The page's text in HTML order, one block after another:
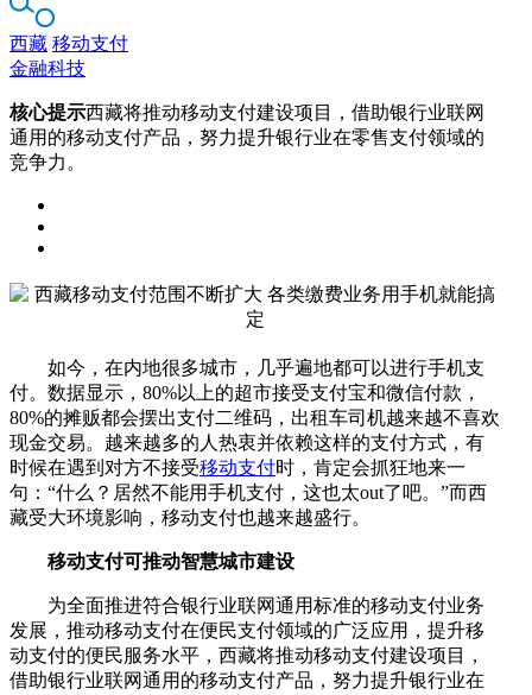
西藏 移动支付
金融科技
核心提示西藏将推动移动支付建设项目，借助银行业联网
通用的移动支付产品，努力提升银行业在零售支付领域的
竞争力。
如今，在内地很多城市，几乎遍地都可以进行手机支
付。数据显示，80%以上的超市接受支付宝和微信付款，
80%的摊贩都会摆出支付二维码，出租车司机越来越不喜欢
现金交易。越来越多的人热衷并依赖这样的支付方式，有
时候在遇到对方不接受移动支付时，肯定会抓狂地来一
句：“什么？居然不能用手机支付，这也太out了吧。”而西
藏受大环境影响，移动支付也越来越盛行。
移动支付可推动智慧城市建设
为全面推进符合银行业联网通用标准的移动支付业务
发展，推动移动支付在便民支付领域的广泛应用，提升移
动支付的便民服务水平，西藏将推动移动支付建设项目，
借助银行业联网通用的移动支付产品，努力提升银行业在